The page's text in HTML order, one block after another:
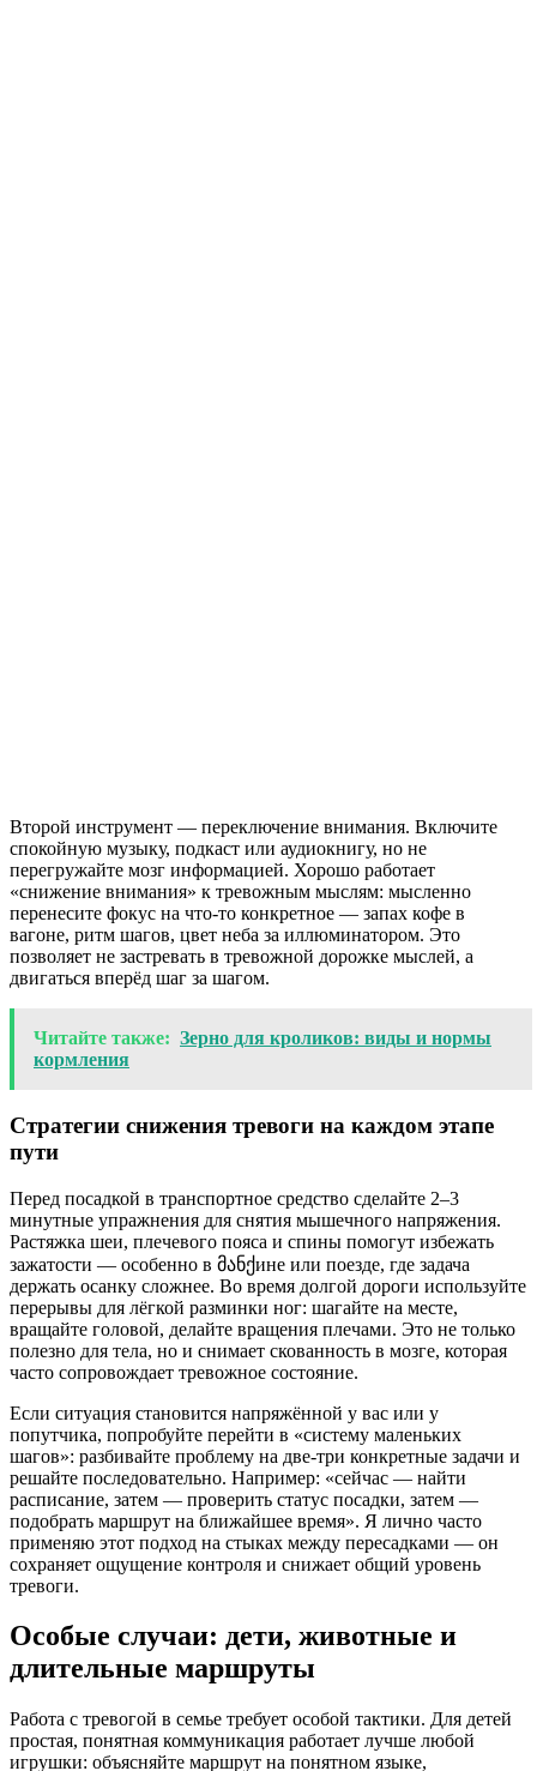
Второй инструмент — переключение внимания. Включите
спокойную музыку, подкаст или аудиокнигу, но не
перегружайте мозг информацией. Хорошо работает
«снижение внимания» к тревожным мыслям: мысленно
перенесите фокус на что-то конкретное — запах кофе в
вагоне, ритм шагов, цвет неба за иллюминатором. Это
позволяет не застревать в тревожной дорожке мыслей, а
двигаться вперёд шаг за шагом.
Читайте также: Зерно для кроликов: виды и нормы
кормления
Стратегии снижения тревоги на каждом этапе
пути
Перед посадкой в транспортное средство сделайте 2–3
минутные упражнения для снятия мышечного напряжения.
Растяжка шеи, плечевого пояса и спины помогут избежать
зажатости — особенно в მანქине или поезде, где задача
держать осанку сложнее. Во время долгой дороги используйте
перерывы для лёгкой разминки ног: шагайте на месте,
вращайте головой, делайте вращения плечами. Это не только
полезно для тела, но и снимает скованность в мозге, которая
часто сопровождает тревожное состояние.
Если ситуация становится напряжённой у вас или у
попутчика, попробуйте перейти в «систему маленьких
шагов»: разбивайте проблему на две-три конкретные задачи и
решайте последовательно. Например: «сейчас — найти
расписание, затем — проверить статус посадки, затем —
подобрать маршрут на ближайшее время». Я лично часто
применяю этот подход на стыках между пересадками — он
сохраняет ощущение контроля и снижает общий уровень
тревоги.
Особые случаи: дети, животные и
длительные маршруты
Работа с тревогой в семье требует особой тактики. Для детей
простая, понятная коммуникация работает лучше любой
игрушки: объясняйте маршрут на понятном языке,